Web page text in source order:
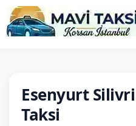
Esenyurt
Taksi